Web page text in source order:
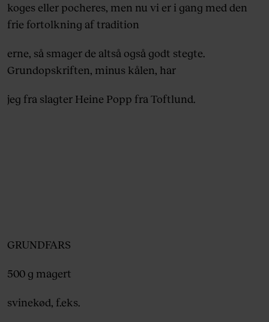
koges eller pocheres, men nu vi er i gang med den
frie fortolkning af tradition
erne, så smager de altså også godt stegte.
Grundopskriften, minus kålen, har
jeg fra slagter Heine Popp fra Toftlund.
GRUNDFARS
500 g magert
svinekød, f.eks.